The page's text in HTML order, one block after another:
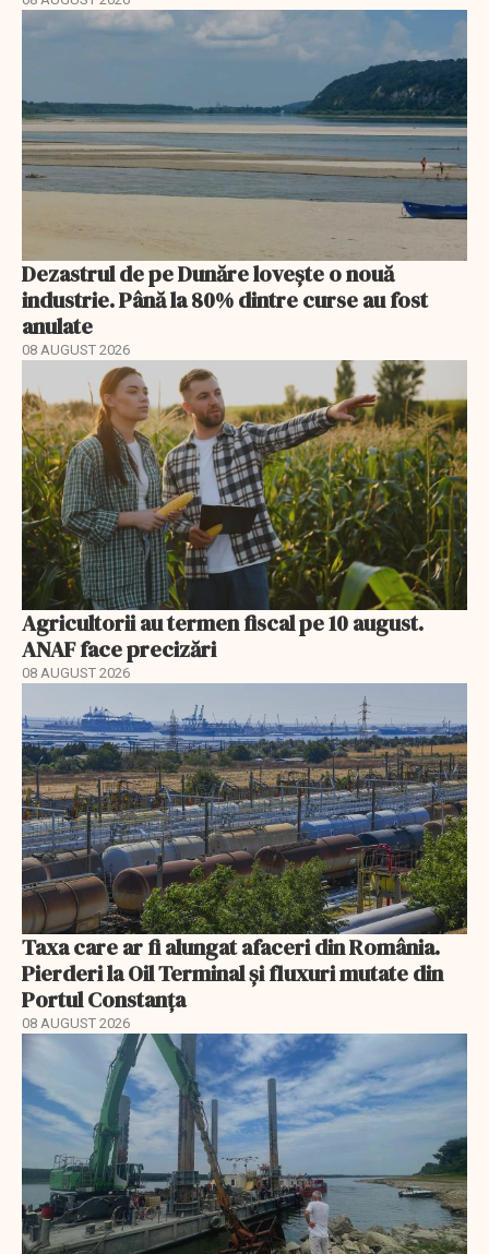
Dezastrul de pe Dunăre lovește o nouă
industrie. Până la 80% dintre curse au fost
anulate
08 AUGUST 2026
Agricultorii au termen fiscal pe 10 august.
ANAF face precizări
08 AUGUST 2026
Taxa care ar fi alungat afaceri din România.
Pierderi la Oil Terminal și fluxuri mutate din
Portul Constanța
08 AUGUST 2026